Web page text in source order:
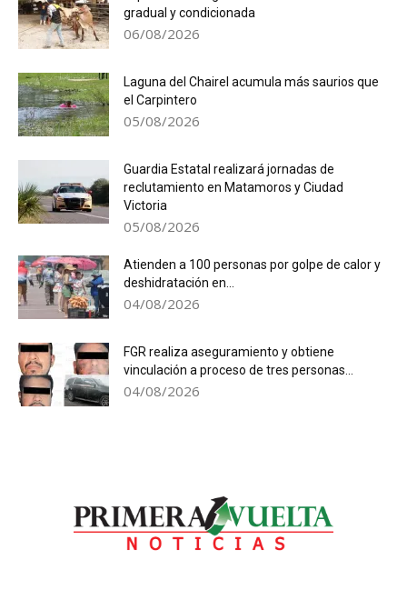
gradual y condicionada
06/08/2026
Laguna del Chairel acumula más saurios que
el Carpintero
05/08/2026
Guardia Estatal realizará jornadas de
reclutamiento en Matamoros y Ciudad
Victoria
05/08/2026
Atienden a 100 personas por golpe de calor y
deshidratación en...
04/08/2026
FGR realiza aseguramiento y obtiene
vinculación a proceso de tres personas...
04/08/2026